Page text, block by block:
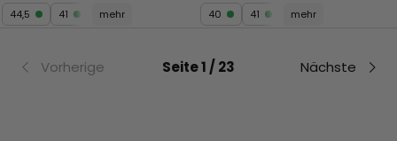
44,5 41 mehr 40 41 mehr
Vorherige Seite 1 / 23 Nächste